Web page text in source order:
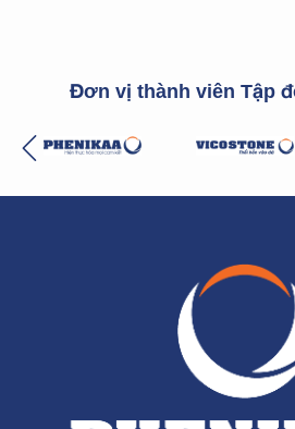
Đơn vị thành viên Tập